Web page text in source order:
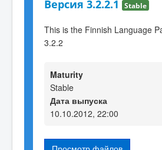
Версия 3.2.2.1 Stable
This is the Finnish Language
3.2.2
Maturity
Stable
Дата выпуска
10.10.2012, 22:00